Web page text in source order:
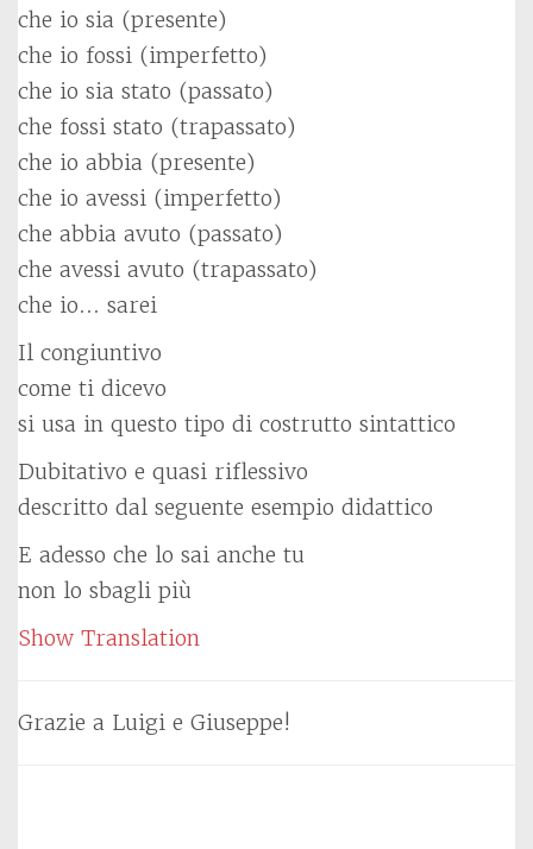
che io sia (presente)
che io fossi (imperfetto)
che io sia stato (passato)
che fossi stato (trapassato)
che io abbia (presente)
che io avessi (imperfetto)
che abbia avuto (passato)
che avessi avuto (trapassato)
che io… sarei
Il congiuntivo
come ti dicevo
si usa in questo tipo di costrutto sintattico
Dubitativo e quasi riflessivo
descritto dal seguente esempio didattico
E adesso che lo sai anche tu
non lo sbagli più
Show Translation
Grazie a Luigi e Giuseppe!